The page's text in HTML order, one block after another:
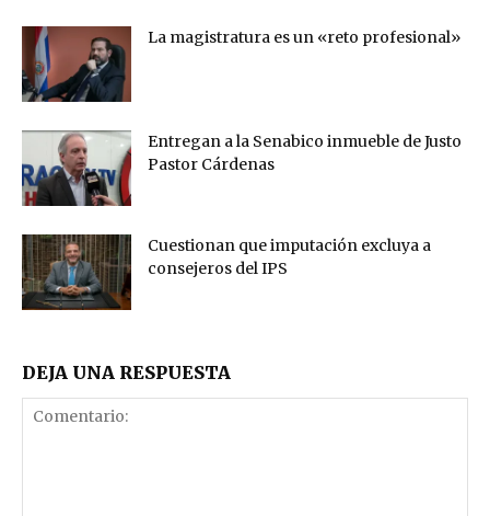
La magistratura es un «reto profesional»
Entregan a la Senabico inmueble de Justo
Pastor Cárdenas
Cuestionan que imputación excluya a
consejeros del IPS
DEJA UNA RESPUESTA